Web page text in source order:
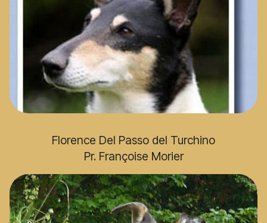
Florence Del Passo del Turchino
Pr. Françoise Morier